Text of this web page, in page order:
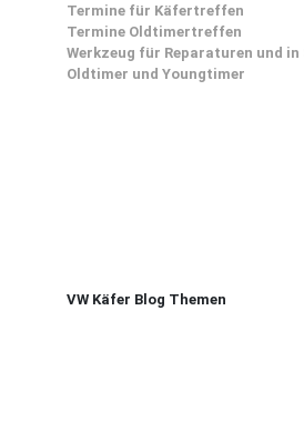
Termine für Käfertreffen
Termine Oldtimertreffen
Werkzeug für Reparaturen und
Oldtimer und Youngtimer
VW Käfer Blog Themen